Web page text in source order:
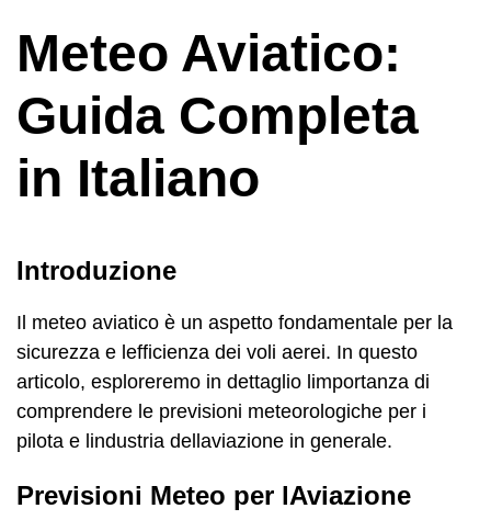
Meteo Aviatico:
Guida Completa
in Italiano
Introduzione
Il meteo aviatico è un aspetto fondamentale per la
sicurezza e lefficienza dei voli aerei. In questo
articolo, esploreremo in dettaglio limportanza di
comprendere le previsioni meteorologiche per i
pilota e lindustria dellaviazione in generale.
Previsioni Meteo per lAviazione